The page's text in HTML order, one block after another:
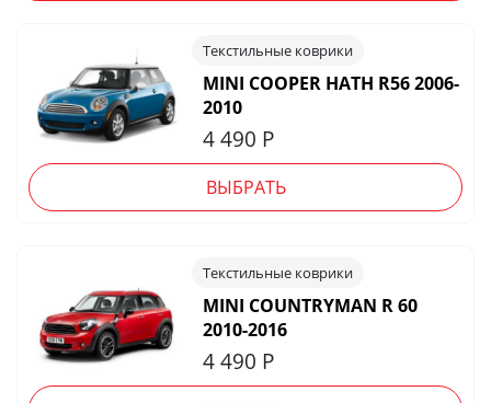
Текстильные коврики
MINI COOPER HATH R56 2006-
2010
4 490 Р
ВЫБРАТЬ
Текстильные коврики
MINI COUNTRYMAN R 60
2010-2016
4 490 Р